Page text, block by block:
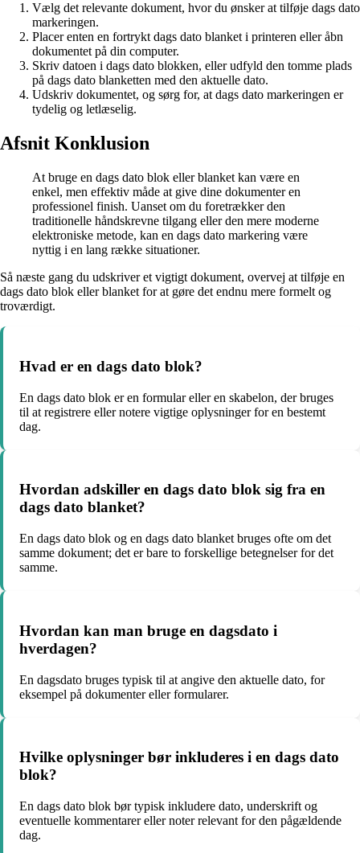
Vælg det relevante dokument, hvor du ønsker at tilføje dags dato
markeringen.
Placer enten en fortrykt dags dato blanket i printeren eller åbn
dokumentet på din computer.
Skriv datoen i dags dato blokken, eller udfyld den tomme plads
på dags dato blanketten med den aktuelle dato.
Udskriv dokumentet, og sørg for, at dags dato markeringen er
tydelig og letlæselig.
Afsnit Konklusion
At bruge en dags dato blok eller blanket kan være en
enkel, men effektiv måde at give dine dokumenter en
professionel finish. Uanset om du foretrækker den
traditionelle håndskrevne tilgang eller den mere moderne
elektroniske metode, kan en dags dato markering være
nyttig i en lang række situationer.
Så næste gang du udskriver et vigtigt dokument, overvej at tilføje en
dags dato blok eller blanket for at gøre det endnu mere formelt og
troværdigt.
Hvad er en dags dato blok?
En dags dato blok er en formular eller en skabelon, der bruges
til at registrere eller notere vigtige oplysninger for en bestemt
dag.
Hvordan adskiller en dags dato blok sig fra en
dags dato blanket?
En dags dato blok og en dags dato blanket bruges ofte om det
samme dokument; det er bare to forskellige betegnelser for det
samme.
Hvordan kan man bruge en dagsdato i
hverdagen?
En dagsdato bruges typisk til at angive den aktuelle dato, for
eksempel på dokumenter eller formularer.
Hvilke oplysninger bør inkluderes i en dags dato
blok?
En dags dato blok bør typisk inkludere dato, underskrift og
eventuelle kommentarer eller noter relevant for den pågældende
dag.